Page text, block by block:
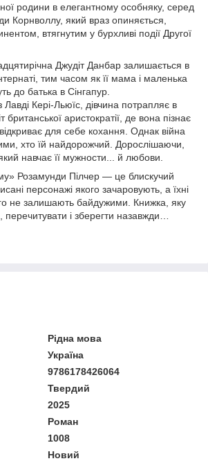
родини в елегантному особняку, серед
Корнволлу, який враз опиняється,
втягнутим у бурхливі події Другої
Джудіт Данбар залишається в
тим часом як її мама і маленька
до батька в Сінгапур.
Кері-Льюїс, дівчина пот­рап­­ляє в
британської аристократії, де вона пізнає
для себе кохання. Однак війна
хто їй найдорожчий. Дорослішаючи,
навчає її мужности... й любови.
Розамунди Пілчер — це блискучий
персонажі якого зачаровують, а їхні
не залишають байдужими. Книжка, яку
перечитувати і зберегти назавжди…
Рідна мова
Україна
9786178426064
Твердий
2025
Роман
1008
Новий